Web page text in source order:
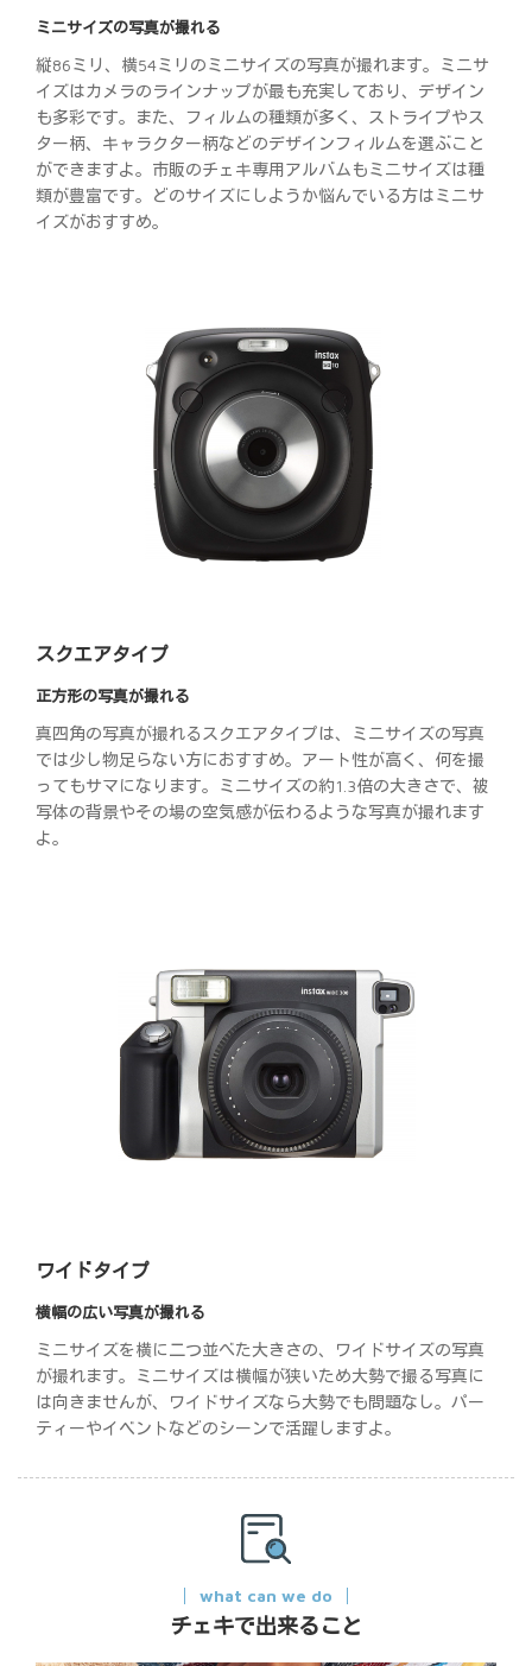
ミニサイズの写真が撮れる
縦86ミリ、横54ミリのミニサイズの写真が撮れます。ミニサ
イズはカメラのラインナップが最も充実しており、デザイン
も多彩です。また、フィルムの種類が多く、ストライプやス
ター柄、キャラクター柄などのデザインフィルムを選ぶこと
ができますよ。市販のチェキ専用アルバムもミニサイズは種
類が豊富です。どのサイズにしようか悩んでいる方はミニサ
イズがおすすめ。
スクエアタイプ
正方形の写真が撮れる
真四角の写真が撮れるスクエアタイプは、ミニサイズの写真
では少し物足らない方におすすめ。アート性が高く、何を撮
ってもサマになります。ミニサイズの約1.3倍の大きさで、被
写体の背景やその場の空気感が伝わるような写真が撮れます
よ。
ワイドタイプ
横幅の広い写真が撮れる
ミニサイズを横に二つ並べた大きさの、ワイドサイズの写真
が撮れます。ミニサイズは横幅が狭いため大勢で撮る写真に
は向きませんが、ワイドサイズなら大勢でも問題なし。パー
ティーやイベントなどのシーンで活躍しますよ。
what can we do
チェキで出来ること